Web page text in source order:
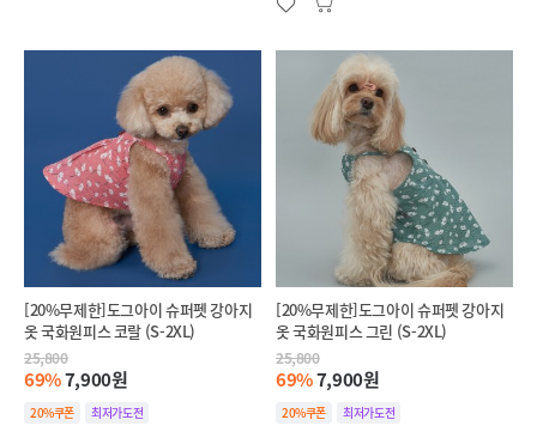
[20%무제한]도그아이 슈퍼펫 강아지
옷 국화원피스 코랄 (S-2XL)
25,800
69%7,900원
20%쿠폰 최저가도전
[20%무제한]도그아이 슈퍼펫 강아지
옷 국화원피스 그린 (S-2XL)
25,800
69%7,900원
20%쿠폰 최저가도전